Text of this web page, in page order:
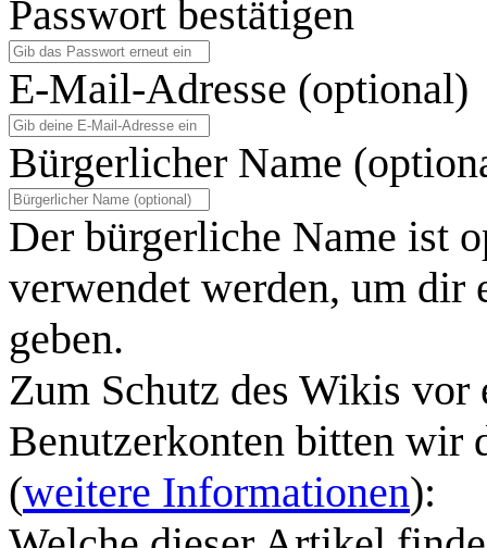
Passwort bestätigen
E-Mail-Adresse (optional)
Bürgerlicher Name
Der bürgerliche Name ist
verwendet werden, um dir
geben.
Zum Schutz des Wikis
Benutzerkonten bitten wir
(weitere Informationen):